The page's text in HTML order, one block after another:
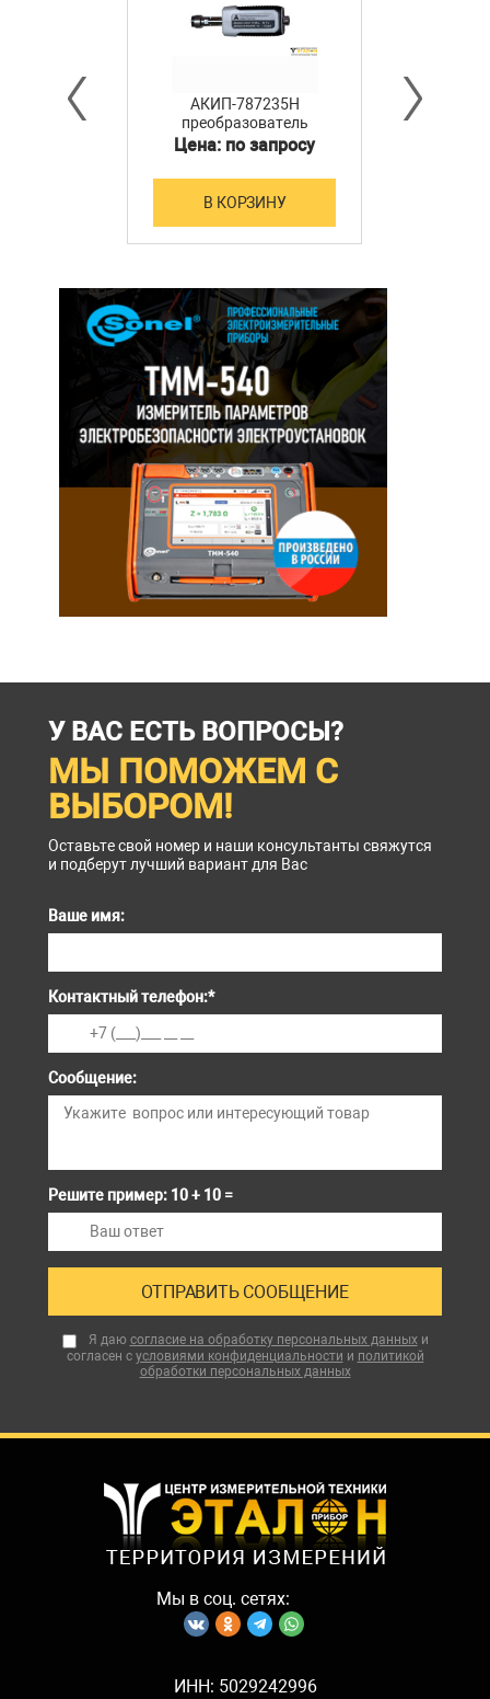
АКИП-787235H
преобразователь
мощности
Цена: по запросу
В КОРЗИНУ
У ВАС ЕСТЬ ВОПРОСЫ?
МЫ ПОМОЖЕМ С
ВЫБОРОМ!
Оставьте свой номер и наши консультанты свяжутся
и подберут лучший вариант для Вас
Ваше имя:
Контактный телефон:*
Сообщение:
Решите пример: 10 + 10 =
Я даю согласие на обработку персональных данныхи
согласен с условиями конфиденциальности и политикой
обработки персональных данных
Мы в соц. сетях:
ИНН: 5029242996